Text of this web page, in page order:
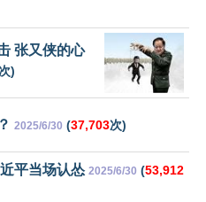
张又侠的心
)
2025/6/30 (37,703次)
平当场认怂 2025/6/30 (53,912